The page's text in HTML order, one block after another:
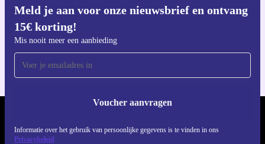
Meld je aan voor onze nieuwsbrief en ontvang
15€ korting!
Mis nooit meer een aanbieding
Voucher aanvragen
Informatie over het gebruik van persoonlijke gegevens is te vinden in ons
Privacybeleid
Voor iOS en Android